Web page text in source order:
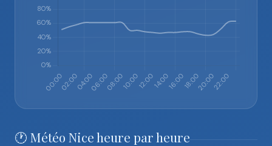
🕐 Météo Nice heure par heure